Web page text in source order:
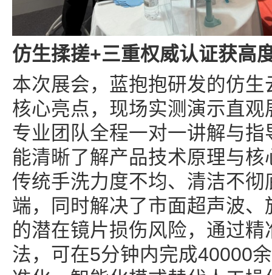
仿生揉搓+三重权威认证获高
本次展会，蓝抱抱研发的仿
核心亮点，现场实测演示直
专业团队全程一对一讲解与
能清晰了解产品技术原理与
传统手洗力度不均、清洁不
端，同时解决了市面超声波
的潜在镜片损伤风险，通过
法，可在5分钟内完成40000